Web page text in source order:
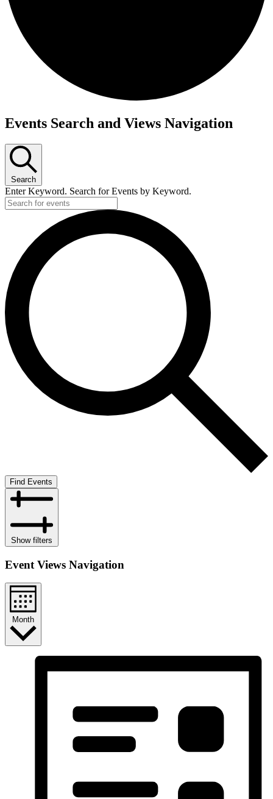
Events Search and Views Navigation
Search
Enter Keyword. Search for Events by Keyword.
Find Events
Show filters
Event Views Navigation
Month